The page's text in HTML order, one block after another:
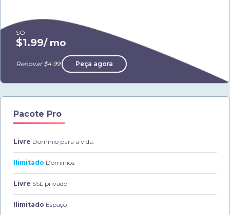
SÓ
$1.99/ mo
Renovar $4.99 Peça agora
Pacote Pro
Livre Domínio para a vida.
Ilimitado Domínios
Livre SSL privado
Ilimitado Espaço